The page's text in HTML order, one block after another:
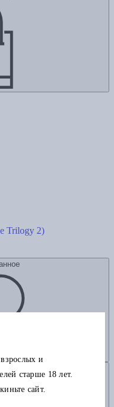
Trilogy 2)
и
старше 18 лет.
сайт.